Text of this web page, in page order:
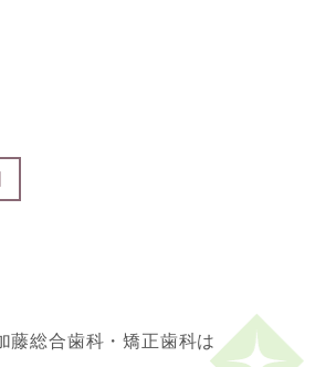
藤総合歯科・矯正歯科は